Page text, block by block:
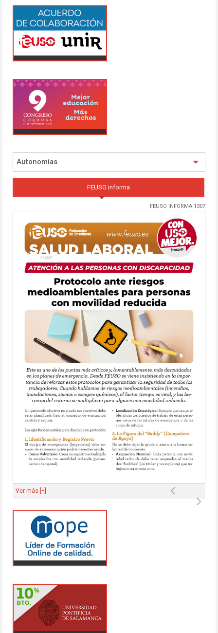
Autonomías
FEUSO informa
FEUSO INFORMA 1307
Anterior
Ver más [+]